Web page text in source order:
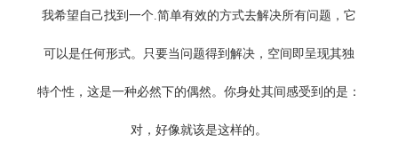
我希望自己找到一个.简单有效的方式去解决所有问题，它
可以是任何形式。只要当问题得到解决，空间即呈现其独
特个性，这是一种必然下的偶然。你身处其间感受到的是：
对，好像就该是这样的。